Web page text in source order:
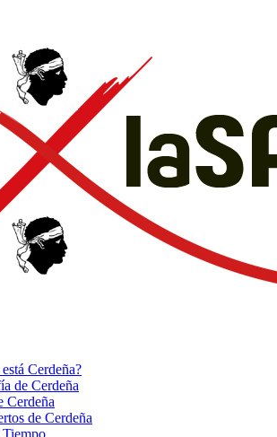
Cerdeña?
de Cerdeña
Cerdeña
de Cerdeña